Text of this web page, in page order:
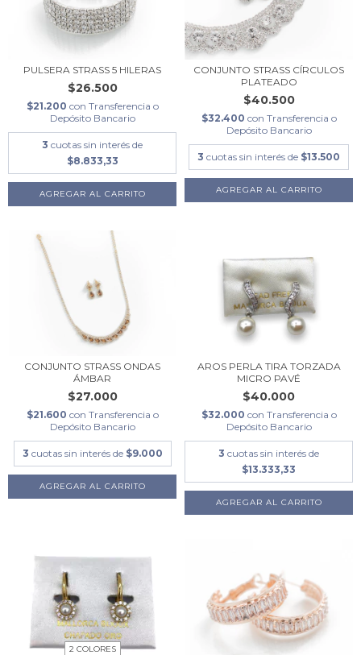
PULSERA STRASS 5 HILERAS
$26.500
$21.200 con Transferencia o
Depósito Bancario
3 cuotas sin interés de
$8.833,33
CONJUNTO STRASS CÍRCULOS
PLATEADO
$40.500
$32.400 con Transferencia o
Depósito Bancario
3 cuotas sin interés de $13.500
CONJUNTO STRASS ONDAS
ÁMBAR
$27.000
$21.600 con Transferencia o
Depósito Bancario
3 cuotas sin interés de $9.000
AROS PERLA TIRA TORZADA
MICRO PAVÉ
$40.000
$32.000 con Transferencia o
Depósito Bancario
3 cuotas sin interés de
$13.333,33
2 COLORES